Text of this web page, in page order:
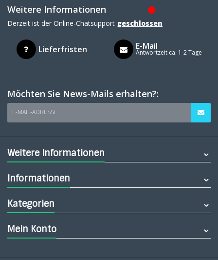
Weitere Informationen
Derzeit ist der Online-Chatsupport geschlossen
Lieferfristen E-Mail
Antwortzeit ca. 1-2 Tage
Möchten Sie News-Mails erhalten?:
E-MAIL-ADRESSE
Weitere Informationen
Informationen
Kategorien
Mein Konto